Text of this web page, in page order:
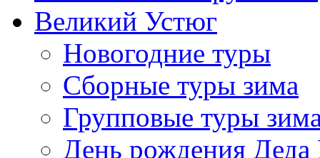
Великий Устюг
Новогодние туры
Сборные туры зима
Групповые туры
День рождения Деда